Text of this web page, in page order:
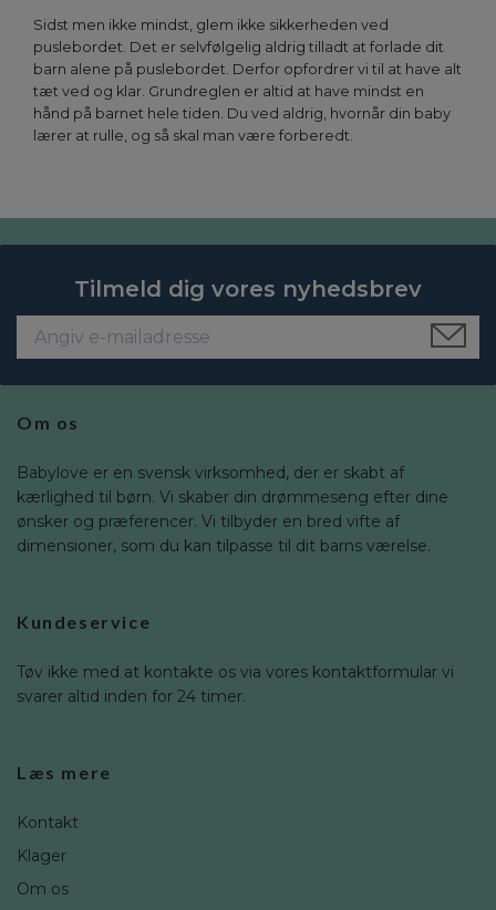
Sidst men ikke mindst, glem ikke sikkerheden ved
puslebordet. Det er selvfølgelig aldrig tilladt at forlade dit
barn alene på puslebordet. Derfor opfordrer vi til at have alt
tæt ved og klar. Grundreglen er altid at have mindst en
hånd på barnet hele tiden. Du ved aldrig, hvornår din baby
lærer at rulle, og så skal man være forberedt.
Tilmeld dig vores nyhedsbrev
Om os
Babylove er en svensk virksomhed, der er skabt af
kærlighed til børn. Vi skaber din drømmeseng efter dine
ønsker og præferencer. Vi tilbyder en bred vifte af
dimensioner, som du kan tilpasse til dit barns værelse.
Kundeservice
Tøv ikke med at kontakte os via vores kontaktformular vi
svarer altid inden for 24 timer.
Læs mere
Kontakt
Klager
Om os